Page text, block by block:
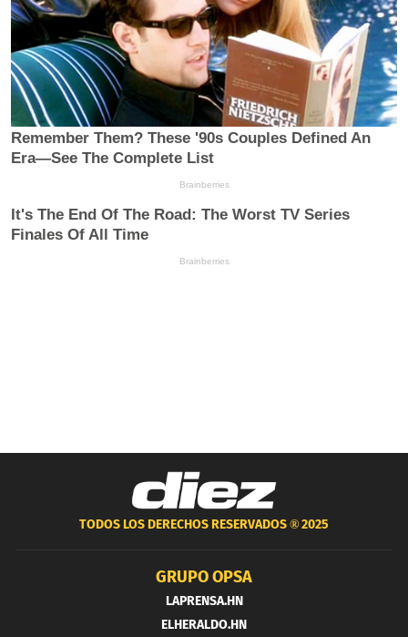
TODOS LOS DERECHOS RESERVADOS ®2025
GRUPO OPSA
LAPRENSA.HN
ELHERALDO.HN